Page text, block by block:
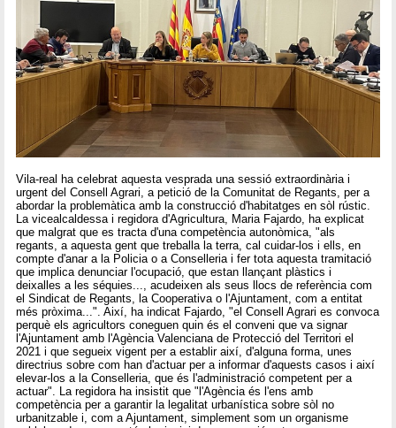
Vila-real ha celebrat aquesta vesprada una sessió extraordinària i
urgent del Consell Agrari, a petició de la Comunitat de Regants, per a
abordar la problemàtica amb la construcció d'habitatges en sòl rústic.
La vicealcaldessa i regidora d'Agricultura, Maria Fajardo, ha explicat
que malgrat que es tracta d'una competència autonòmica, "als
regants, a aquesta gent que treballa la terra, cal cuidar-los i ells, en
compte d'anar a la Policia o a Conselleria i fer tota aquesta tramitació
que implica denunciar l'ocupació, que estan llançant plàstics i
deixalles a les séquies..., acudeixen als seus llocs de referència com
el Sindicat de Regants, la Cooperativa o l'Ajuntament, com a entitat
més pròxima...". Així, ha indicat Fajardo, "el Consell Agrari es convoca
perquè els agricultors coneguen quin és el conveni que va signar
l'Ajuntament amb l'Agència Valenciana de Protecció del Territori el
2021 i que segueix vigent per a establir així, d'alguna forma, unes
directrius sobre com han d'actuar per a informar d'aquests casos i així
elevar-los a la Conselleria, que és l'administració competent per a
actuar". La regidora ha insistit que "l'Agència és l'ens amb
competència per a garantir la legalitat urbanística sobre sòl no
urbanitzable i, com a Ajuntament, simplement som un organisme